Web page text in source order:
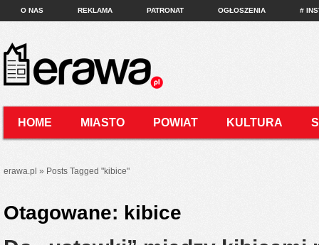
O NAS REKLAMA PATRONAT OGŁOSZENIA #
HOME MIASTO POWIAT KULTURA
erawa.pl » Posts Tagged "kibice"
Otagowane: kibice